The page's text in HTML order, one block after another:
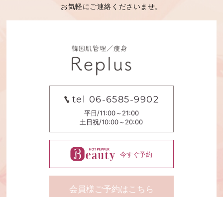
お気軽にご連絡くださいませ。
tel 06-6585-9902
平日/11:00～21:00
土日祝/10:00～20:00
今すぐ予約
会員様ご予約はこちら